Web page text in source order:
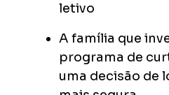
letivo
A família que
programa de
uma decisão de